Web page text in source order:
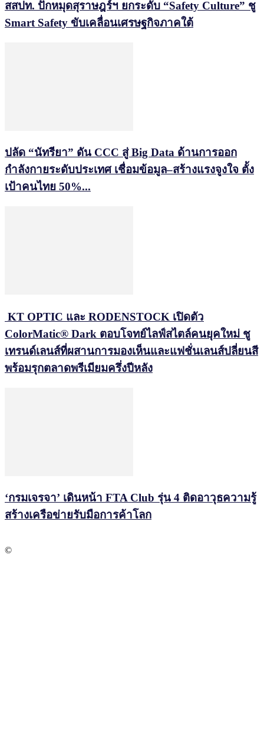
สสปท. ปักหมุดสุราษฎร์ฯ ยกระดับ “Safety Culture” ชู
Smart Safety ขับเคลื่อนเศรษฐกิจภาคใต้
ปลัด “นัทรียา” ดัน CCC สู่ Big Data ด้านการออก
กำลังกายระดับประเทศ เชื่อมข้อมูล–สร้างแรงจูงใจ ตั้ง
เป้าคนไทย 50%...
KT OPTIC และ RODENSTOCK เปิดตัว
ColorMatic® Dark ตอบโจทย์ไลฟ์สไตล์คนยุคใหม่ ชู
เทรนด์เลนส์ที่ผสานการมองเห็นและแฟชั่นเลนส์ปลี่ยนสี
พร้อมรุกตลาดพรีเมียมครึ่งปีหลัง
‘กรมเจรจา’ เดินหน้า FTA Club รุ่น 4 ติดอาวุธความรู้
สร้างเครือข่ายรับมือการค้าโลก
©